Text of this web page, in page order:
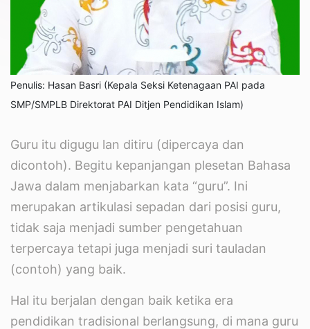
Penulis: Hasan Basri (Kepala Seksi Ketenagaan PAI pada
SMP/SMPLB Direktorat PAI Ditjen Pendidikan Islam)
Guru itu digugu lan ditiru (dipercaya dan
dicontoh). Begitu kepanjangan plesetan Bahasa
Jawa dalam menjabarkan kata “guru”. Ini
merupakan artikulasi sepadan dari posisi guru,
tidak saja menjadi sumber pengetahuan
terpercaya tetapi juga menjadi suri tauladan
(contoh) yang baik.
Hal itu berjalan dengan baik ketika era
pendidikan tradisional berlangsung, di mana guru